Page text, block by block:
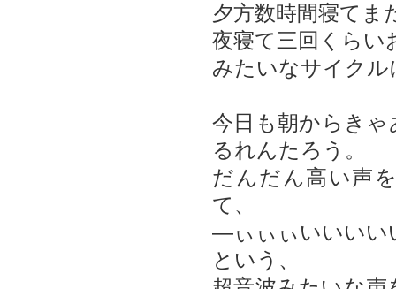
夕方数時間寝てま
夜寝て三回くらい
みたいなサイク
今日も朝からき
るれんたろう。
だんだん高い声
て、
―ぃぃぃいいい
という、